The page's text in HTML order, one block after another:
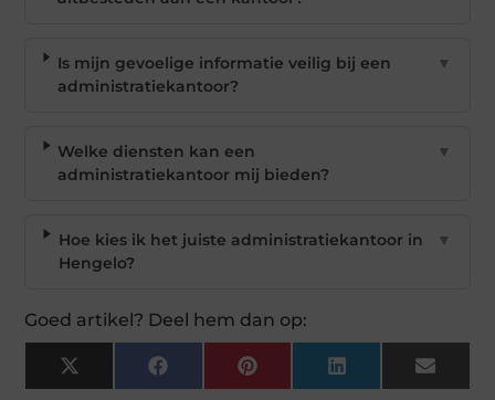
Is mijn gevoelige informatie veilig bij een
administratiekantoor?
▼
Welke diensten kan een
administratiekantoor mij bieden?
▼
Hoe kies ik het juiste administratiekantoor in
Hengelo?
▼
Goed artikel? Deel hem dan op:
X
(Twitter)
Facebook Pinterest LinkedIn Email